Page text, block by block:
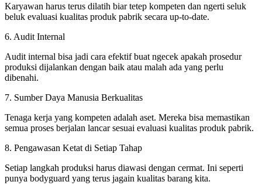
Karyawan harus terus dilatih biar tetep kompeten dan ngerti seluk
beluk evaluasi kualitas produk pabrik secara up-to-date.
6. Audit Internal
Audit internal bisa jadi cara efektif buat ngecek apakah prosedur
produksi dijalankan dengan baik atau malah ada yang perlu
dibenahi.
7. Sumber Daya Manusia Berkualitas
Tenaga kerja yang kompeten adalah aset. Mereka bisa memastikan
semua proses berjalan lancar sesuai evaluasi kualitas produk pabrik.
8. Pengawasan Ketat di Setiap Tahap
Setiap langkah produksi harus diawasi dengan cermat. Ini seperti
punya bodyguard yang terus jagain kualitas barang kita.